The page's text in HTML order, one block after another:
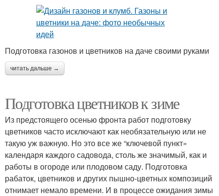
Подготовка газонов и цветников на даче своими руками
читать дальше →
Подготовка цветников к зиме
Из предстоящего осенью фронта работ подготовку
цветников часто исключают как необязательную или не
такую уж важную. Но это все же “ключевой пункт»
календаря каждого садовода, столь же значимый, как и
работы в огороде или плодовом саду. Подготовка
рабаток, цветников и других пышно-цветных композиций
отнимает немало времени. И в процессе ожидания зимы